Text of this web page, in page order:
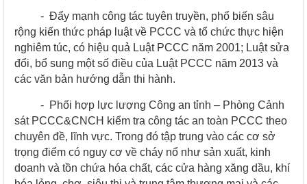
- Đẩy mạnh công tác tuyên truyền, phổ biến sâu
rộng kiến thức pháp luật về PCCC và tổ chức thực hiện
nghiêm túc, có hiệu quả Luật PCCC năm 2001; Luật sửa
đổi, bổ sung một số điều của Luật PCCC năm 2013 và
các văn bản hướng dẫn thi hành.
-
Phối hợp lực lượng Công an tỉnh – Phòng Cảnh
sát PCCC&CNCH kiểm tra công tác an toàn PCCC theo
chuyên đề, lĩnh vực. Trong đó tập trung vào các cơ sở
trọng điểm có nguy cơ về cháy nổ như sản xuất, kinh
doanh và tồn chứa hóa chất, các cửa hàng xăng dầu, khí